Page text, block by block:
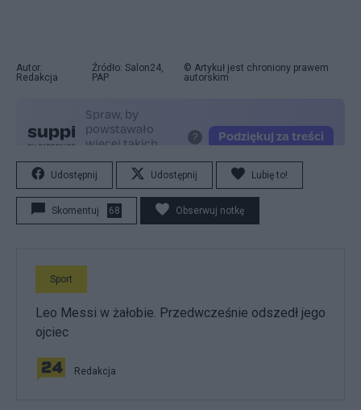
Autor:
Redakcja
Źródło: Salon24,
PAP
© Artykuł jest chroniony prawem
autorskim
Udostępnij Udostępnij Lubię to!
Skomentuj 68 Obserwuj notkę
Sport
Leo Messi w żałobie. Przedwcześnie odszedł jego
ojciec
Redakcja